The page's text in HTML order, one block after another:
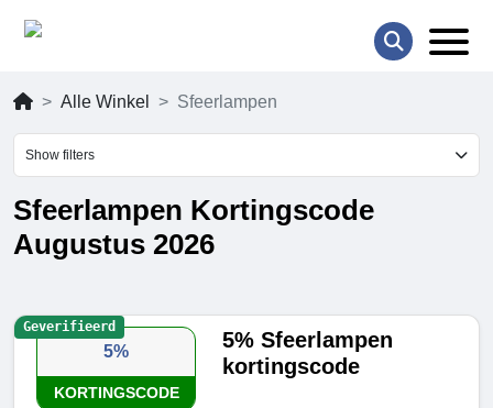
Alle Winkel Sfeerlampen
Show filters
Sfeerlampen Kortingscode
Augustus 2026
5%
KORTINGSCODE
5% Sfeerlampen
kortingscode
Geverifieerd